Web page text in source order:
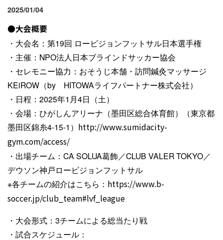
2025/01/04
●大会概要
・大会名：第19回 ロービジョンフットサル日本選手権
・主催：NPO法人日本ブラインドサッカー協会
・セレモニー協力：おそうじ本舗・訪問鍼灸マッサージ
KEiROW（by HITOWAライフパートナー株式会社）
・日程：2025年1月4日（土）
・会場：ひがしんアリーナ（墨田区総合体育館）（東京都
墨田区錦糸4-15-1） http://www.sumidacity-
gym.com/access/
・出場チーム：CA SOLUA葛飾／CLUB VALER TOKYO／
デウソン神戸ロービジョンフットサル
※各チームの紹介はこちら： https://www.b-
soccer.jp/club_team#lvf_league
・大会形式：3チームによる総当たり戦
・試合スケジュール：